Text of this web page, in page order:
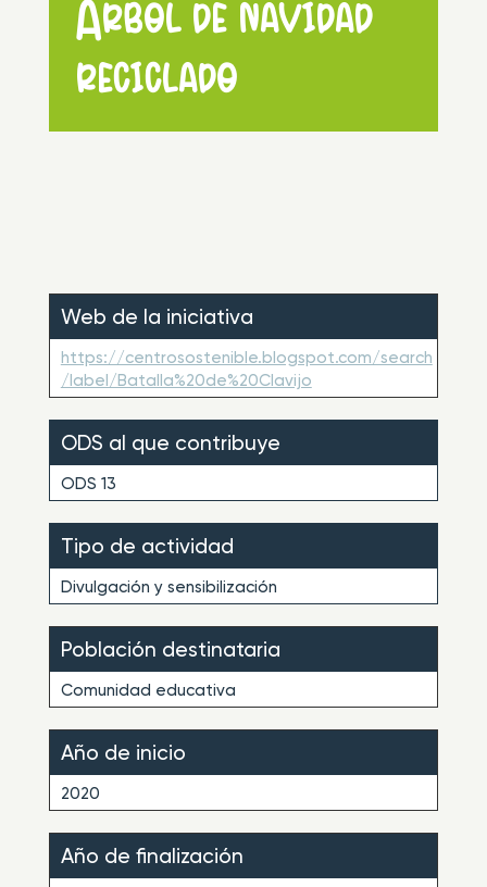
Árbol de navidad
reciclado
Web de la iniciativa
https://centrosostenible.blogspot.com/search
/label/Batalla%20de%20Clavijo
ODS al que contribuye
ODS 13
Tipo de actividad
Divulgación y sensibilización
Población destinataria
Comunidad educativa
Año de inicio
2020
Año de finalización